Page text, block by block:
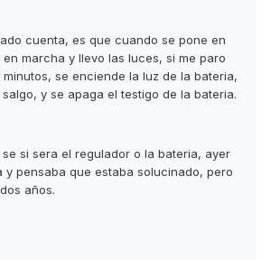
cuenta, es que cuando se pone en
marcha y llevo las luces, si me paro
se enciende la luz de la bateria,
y se apaga el testigo de la bateria.
si sera el regulador o la bateria, ayer
y pensaba que estaba solucinado, pero
años.